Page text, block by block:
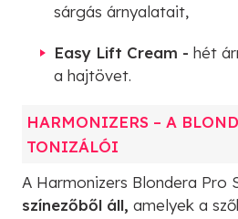
sárgás árnyalatait,
Easy Lift Cream - hét
a hajtövet.
HARMONIZERS – A
TONIZÁLÓI
A Harmonizers Blondera Pro
színezőből áll, amelyek a